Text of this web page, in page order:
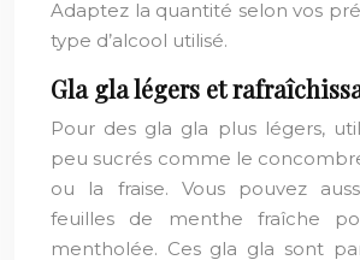
Adaptez la quantité selon vos
type d’alcool utilisé.
Gla gla légers et
Pour des gla gla plus légers,
peu sucrés comme le
ou la fraise. Vous pouvez
feuilles de menthe fraîche
mentholée. Ces gla gla sont